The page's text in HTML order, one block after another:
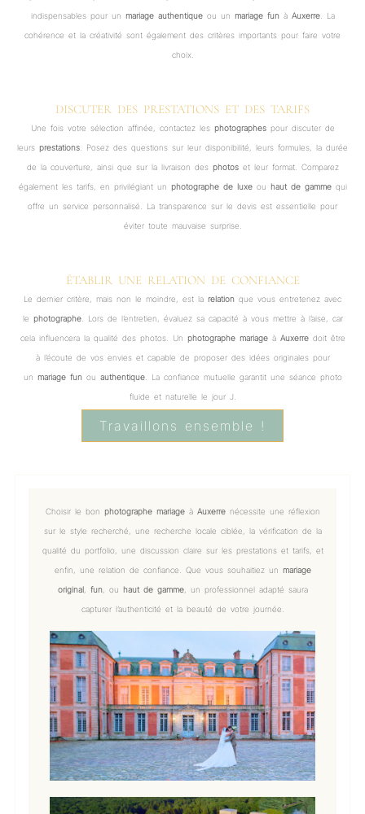
indispensables pour un mariage authentiqueou un mariage funà Auxerre. La
cohérence et la créativité sont également des critères importants pour faire votre
choix.
DISCUTER DES PRESTATIONS ET DES TARIFS
Une fois votre sélection affinée, contactez les photographespour discuter de
leurs prestations . Posez des questions sur leur disponibilité, leurs formules, la durée
de la couverture, ainsi que sur la livraison des photoset leur format. Comparez
également les tarifs, en privilégiant un photographe de luxeou haut de gammequi
offre un service personnalisé. La transparence sur le devis est essentielle pour
éviter toute mauvaise surprise.
ÉTABLIR UNE RELATION DE CONFIANCE
Le dernier critère, mais non le moindre, est la relation que vous entretenez avec
le photographe. Lors de l’entretien, évaluez sa capacité à vous mettre à l’aise, car
cela influencera la qualité des photos. Un photographe mariageà Auxerredoit être
à l’écoute de vos envies et capable de proposer des idées originales pour
un mariage funou authentique. La confiance mutuelle garantit une séance photo
fluide et naturelle le jour J.
Travaillons ensemble !
Choisir le bon photographe mariageà Auxerrenécessite une réflexion
sur le style recherché, une recherche locale ciblée, la vérification de la
qualité du portfolio, une discussion claire sur les prestations et tarifs, et
enfin, une relation de confiance. Que vous souhaitiez un mariage
original, fun, ou haut de gamme, un professionnel adapté saura
capturer l’authenticité et la beauté de votre journée.